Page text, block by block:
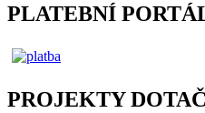
PLATEBNÍ
PROJEKTY